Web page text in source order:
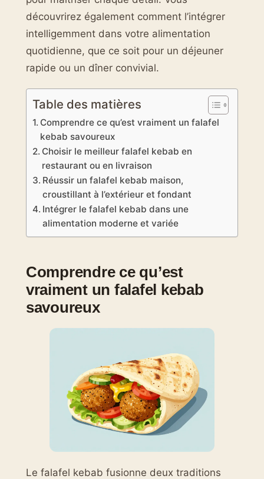
découvrirez également comment l’intégrer
intelligemment dans votre alimentation
quotidienne, que ce soit pour un déjeuner
rapide ou un dîner convivial.
Table des matières
Comprendre ce qu’est vraiment un falafel
kebab savoureux
Choisir le meilleur falafel kebab en
restaurant ou en livraison
Réussir un falafel kebab maison,
croustillant à l’extérieur et fondant
Intégrer le falafel kebab dans une
alimentation moderne et variée
Comprendre ce qu’est
vraiment un falafel kebab
savoureux
Le falafel kebab fusionne deux traditions